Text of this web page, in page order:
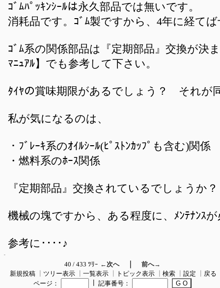
ｺﾞﾑﾊﾟｯｷﾝｼｰﾙは永久部品では無いです。
消耗品です。ｺﾞﾑ製ですから、4年に経て
ｺﾞﾑ系の関係部品は『定期部品』交換が決
ﾏﾆｭｱﾙ】でも参考して下さい。
ﾀｲﾔの賞味期限があるでしょう？ それが
私が気になるのは、
・ﾌﾞﾚｰｷ系のｵｲﾙｼｰﾙ(ﾋﾟｽﾄﾝｶｯﾌﾟも含む)関係
・燃料系のﾎｰｽ関係
『定期部品』交換されているでしょうか？
機械の塊ですから、ある程度に、ﾒﾝﾃﾅﾝｽ
参考に････♪
40 / 433 ﾂﾘｰ ←次へ｜ 前へ→
新規投稿
ツリー表示 一覧表示 トピック表示 検索 設定
戻る
ページ：
記事番号：